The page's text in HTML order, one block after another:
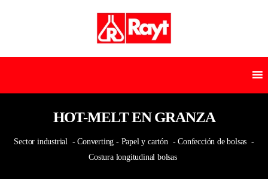
HOT-MELT EN GRANZA
Sector industrial - Converting - Papel y cartón - Confección de bolsas -
Costura longitudinal bolsas